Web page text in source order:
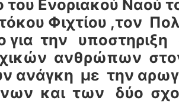
του Ενοριακού Ναού
Φιχτίου ,τον
για την υποστηριξη
ανθρώπων
ανάγκη με την
και των δύο